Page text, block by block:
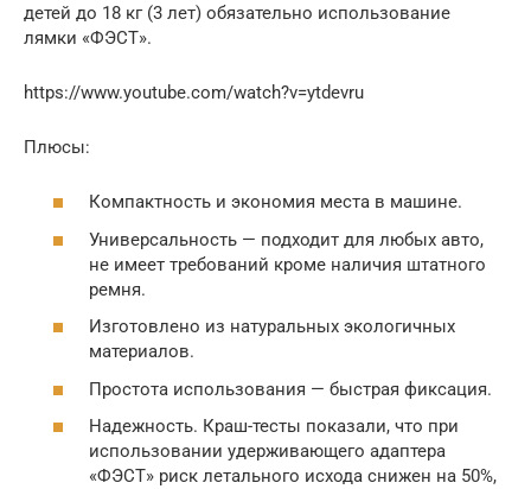
детей до 18 кг (3 лет) обязательно использование
лямки «ФЭСТ».
https://www.youtube.com/watch?v=ytdevru
Плюсы:
Компактность и экономия места в машине.
Универсальность — подходит для любых авто,
не имеет требований кроме наличия штатного
ремня.
Изготовлено из натуральных экологичных
материалов.
Простота использования — быстрая фиксация.
Надежность. Краш-тесты показали, что при
использовании удерживающего адаптера
«ФЭСТ» риск летального исхода снижен на 50%,